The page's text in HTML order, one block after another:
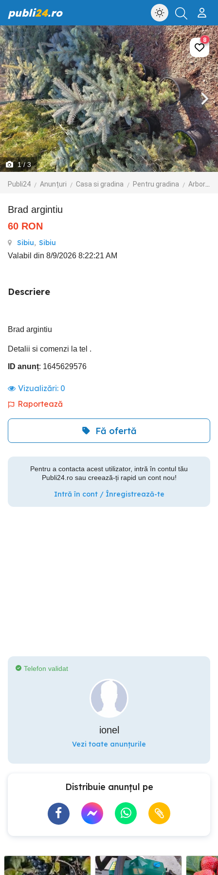
publi24.ro
1/ 3
Publi24 Anunțuri Casa si gradina Pentru gradina Arbori si arbusti
8
Brad argintiu
60 RON
Sibiu, Sibiu
Valabil din 8/9/2026 8:22:21 AM
Descriere
Brad argintiu
Detalii si comenzi la tel .
ID anunț: 1645629576
Vizualizări: 0
Raportează
Fă ofertă
Pentru a contacta acest utilizator, intră în contul tău
Publi24.ro sau creează-ți rapid un cont nou!
Intră în cont / Înregistrează-te
Telefon validat
ionel
Vezi toate anunțurile
Distribuie anunțul pe